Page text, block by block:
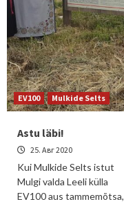
EV100 Mulkide Selts
Astu läbi!
25. Авг 2020
Kui Mulkide Selts istut
Mulgi valda Leeli külla
EV100 aus tammemõtsa,